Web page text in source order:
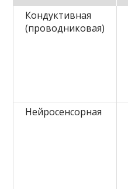
Кондуктивная
(проводниковая)
Нейросенсорная